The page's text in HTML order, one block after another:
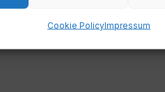
Cookie PolicyImpressum